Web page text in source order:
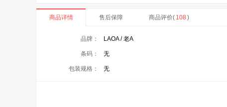
商品详情 售后保障 商品评价( 108 )
品牌： LAOA / 老A
条码： 无
包装规格： 无